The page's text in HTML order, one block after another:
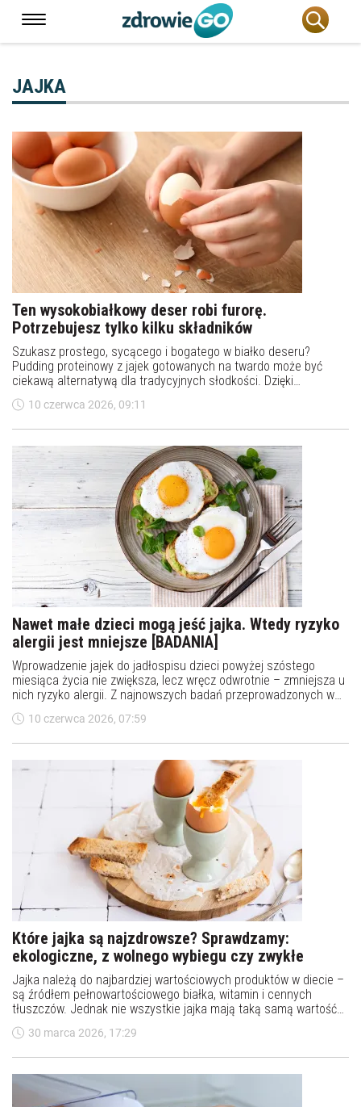
JAJKA
Ten wysokobiałkowy deser robi furorę.
Potrzebujesz tylko kilku składników
Szukasz prostego, sycącego i bogatego w białko deseru?
Pudding proteinowy z jajek gotowanych na twardo może być
ciekawą alternatywą dla tradycyjnych słodkości. Dzięki
połączeniu jajek, jogurtu i odżywki białkowej otrzymujemy
kremowy deser o wysokiej zawartości protein, który sprawdzi się
10 czerwca 2026, 09:11
Nawet małe dzieci mogą jeść jajka. Wtedy ryzyko
alergii jest mniejsze [BADANIA]
Wprowadzenie jajek do jadłospisu dzieci powyżej szóstego
miesiąca życia nie zwiększa, lecz wręcz odwrotnie – zmniejsza u
nich ryzyko alergii. Z najnowszych badań przeprowadzonych w
Australii wynika, że bezpiecznie mogą je spożywać nawet
maluchy, w których rodzinach występują alergie.
10 czerwca 2026, 07:59
Które jajka są najzdrowsze? Sprawdzamy:
ekologiczne, z wolnego wybiegu czy zwykłe
Jajka należą do najbardziej wartościowych produktów w diecie –
są źródłem pełnowartościowego białka, witamin i cennych
tłuszczów. Jednak nie wszystkie jajka mają taką samą wartość
odżywczą. Dużo zależy od sposobu chowu kur, który oznaczony
jest kodem na skorupce. Sprawdzamy, które jajka są
30 marca 2026, 17:29